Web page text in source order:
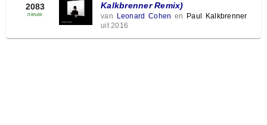
2083
nieuw
Kalkbrenner Remix)
van Leonard Cohen en
Paul Kalkbrenner
uit 2016